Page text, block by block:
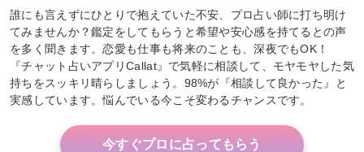
誰にも言えずにひとりで抱えていた不安、プロ占い師に打ち明け
てみませんか？鑑定をしてもらうと希望や安心感を持てるとの声
を多く聞きます。恋愛も仕事も将来のことも、深夜でもOK！
『チャット占いアプリCallat』で気軽に相談して、モヤモヤした気
持ちをスッキリ晴らしましょう。98%が『相談して良かった』と
実感しています。悩んでいる今こそ変わるチャンスです。
今すぐプロに占ってもらう